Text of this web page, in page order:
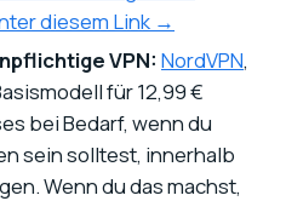
diesem Link →
VPN: NordVPN,
für 12,99 €
bei Bedarf, wenn du
sein solltest, innerhalb
Wenn du das machst,